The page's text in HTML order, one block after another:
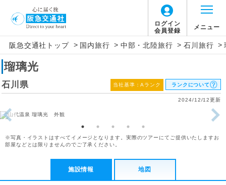
ログイン
会員登録
メニュー
阪急交通社トップ > 国内旅行 > 中部・北陸旅行 > 石川旅行 >
瑠璃光
石川県 当社基準：Aランク ランクについて
2024/12/12更新
※写真・イラストはすべてイメージとなります。実際のツアーにてご提供いたしますお
部屋などとは限りませんのでご了承ください。
施設情報 地図